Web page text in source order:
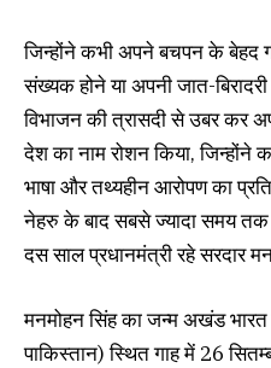
जिन्होंने कभी अपने बचपन के बेहद
संख्यक होने या अपनी जात-
विभाजन की त्रासदी से उबर कर
देश का नाम रोशन किया, जिन्होंने
भाषा और तथ्यहीन आरोपण का
नेहरु के बाद सबसे ज्यादा समय तक
दस साल प्रधानमंत्री रहे सरदार
मनमोहन सिंह का जन्म अखंड भारत
पाकिस्तान) स्थित गाह में 26